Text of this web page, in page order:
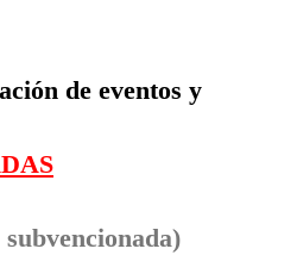
de eventos y